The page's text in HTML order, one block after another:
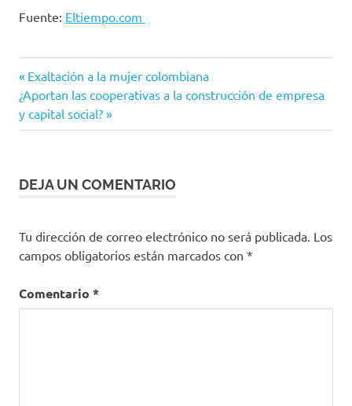
Fuente: Eltiempo.com
materna
salud
Navegación
de
Entrada
anterior:
Exaltación a la mujer colombiana
Siguiente
entrada:
¿Aportan las cooperativas a la construcción de empresa
y capital social?
DEJA UN COMENTARIO
Tu dirección de correo electrónico no será publicada. Los
campos obligatorios están marcados con *
Comentario *